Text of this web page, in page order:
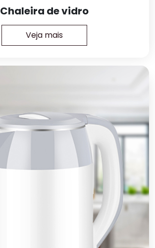
Chaleira de vidro
Veja mais